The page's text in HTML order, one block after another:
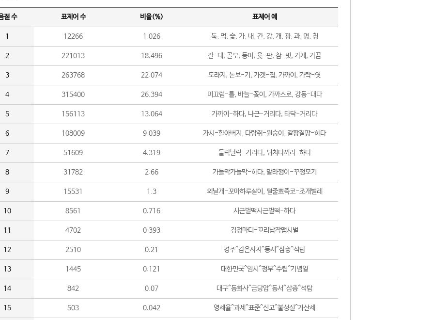
절 수 표제어 수 비율(%) 표제어 예
1 12266 1.026 둑, 먹, 숯, 가, 내, 간, 강, 개, 광, 과, 명, 청
2 221013 18.496 갈-대, 골무, 동이, 윷-판, 참-빗, 가게, 가끔
3 263768 22.074 도라지, 돋보-기, 가겟-집, 가까이, 가락-엿
4 315400 26.394 미끄럼-틀, 바늘-꽂이, 가까스로, 강동-대다
5 156113 13.064 가까이-하다, 나근-거리다, 타닥-거리다
6 108009 9.039 가시-할아버지, 다람쥐-원숭이, 갈팡질팡-하다
7 51609 4.319 들락날락-거리다, 뒤치다꺼리-하다
8 31782 2.66 가들막가들막-하다, 말라깽이-꾸정모기
9 15531 1.3 외날개-꼬마하루살이, 털줄뾰족코-조개벌레
10 8561 0.716 시근벌떡시근벌떡-하다
11 4702 0.393 검정마디-꼬리납작맵시벌
12 2510 0.21 경주^감은사지^동서^삼층^석탑
13 1445 0.121 대한민국^임시^정부^수립^기념일
14 842 0.07 대구^동화사^금당암^동서^삼층^석탑
15 503 0.042 영세율^과세^표준^신고^불성실^가산세